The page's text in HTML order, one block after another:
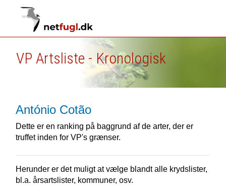
VP Artsliste - Kronologisk
António Cotão
Dette er en ranking på baggrund af de arter, der er
truffet inden for VP's grænser.
Herunder er det muligt at vælge blandt alle krydslister,
bl.a. årsartslister, kommuner, osv.